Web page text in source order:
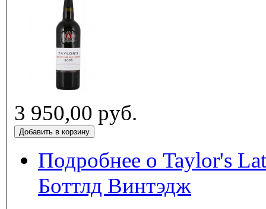
3 950,00 руб.
Подробнее о Taylor's Late
Боттлд Винтэдж